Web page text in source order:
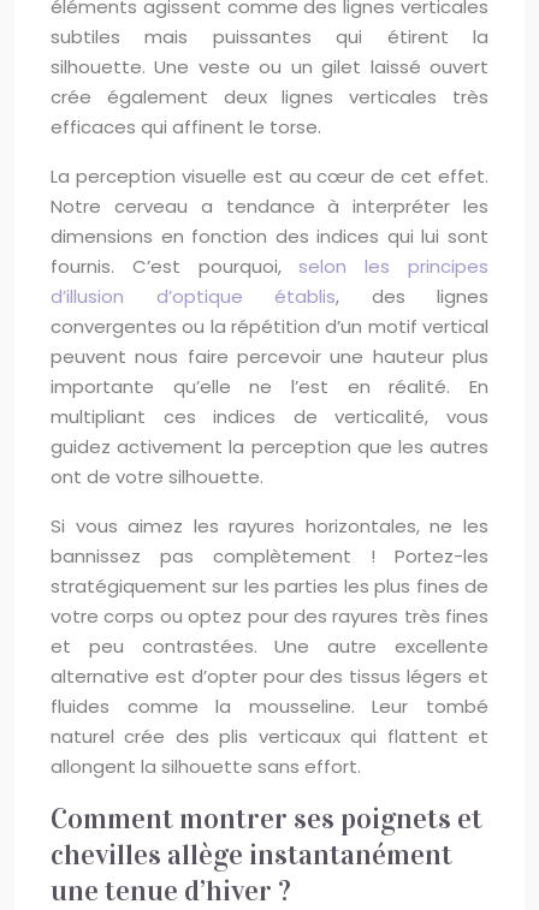
éléments agissent comme des lignes verticales
subtiles mais puissantes qui étirent la
silhouette. Une veste ou un gilet laissé ouvert
crée également deux lignes verticales très
efficaces qui affinent le torse.
La perception visuelle est au cœur de cet effet.
Notre cerveau a tendance à interpréter les
dimensions en fonction des indices qui lui sont
fournis. C’est pourquoi, selon les principes
d’illusion d’optique établis, des lignes
convergentes ou la répétition d’un motif vertical
peuvent nous faire percevoir une hauteur plus
importante qu’elle ne l’est en réalité. En
multipliant ces indices de verticalité, vous
guidez activement la perception que les autres
ont de votre silhouette.
Si vous aimez les rayures horizontales, ne les
bannissez pas complètement ! Portez-les
stratégiquement sur les parties les plus fines de
votre corps ou optez pour des rayures très fines
et peu contrastées. Une autre excellente
alternative est d’opter pour des tissus légers et
fluides comme la mousseline. Leur tombé
naturel crée des plis verticaux qui flattent et
allongent la silhouette sans effort.
Comment montrer ses poignets et
chevilles allège instantanément
une tenue d’hiver ?